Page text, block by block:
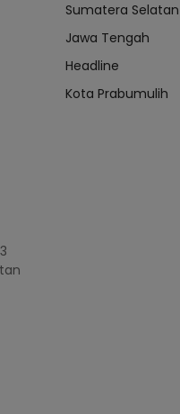
Sumatera Selatan
Jawa Tengah
Headline
Kota Prabumulih